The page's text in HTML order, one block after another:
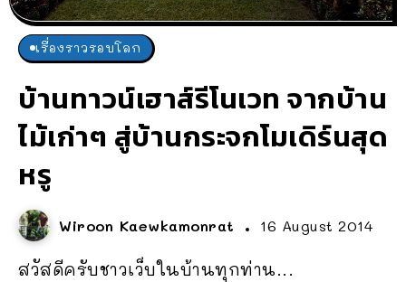
เรื่องราวรอบโลก
บ้านทาวน์เฮาส์รีโนเวท จากบ้าน
ไม้เก่าๆ สู่บ้านกระจกโมเดิร์นสุด
หรู
Wiroon Kaewkamonrat 16 August 2014
สวัสดีครับชาวเว็บในบ้านทุกท่าน...